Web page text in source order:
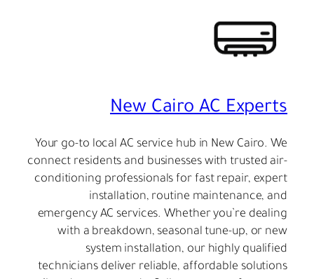
New Cairo AC Experts
Your go-to local AC service hub in New Cairo. We
connect residents and businesses with trusted air-
conditioning professionals for fast repair, expert
installation, routine maintenance, and
emergency AC services. Whether you’re dealing
with a breakdown, seasonal tune-up, or new
system installation, our highly qualified
technicians deliver reliable, affordable solutions